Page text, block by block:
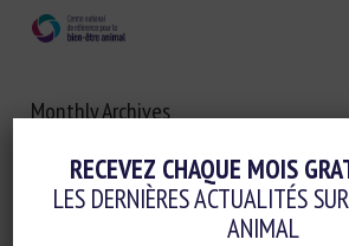
contentMonthly Archives
RECEVEZ CHAQUE MOIS
LES DERNIÈRES ACTUALITÉS
ANIMAL